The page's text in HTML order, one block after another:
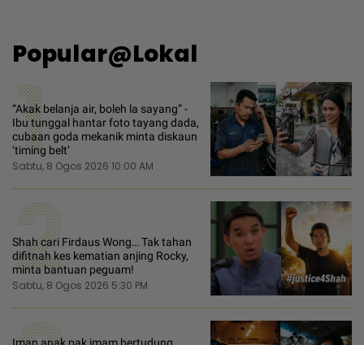
Popular@Lokal
1
“Akak belanja air, boleh la sayang” -
Ibu tunggal hantar foto tayang dada,
cubaan goda mekanik minta diskaun
‘timing belt’
Sabtu, 8 Ogos 2026 10:00 AM
2
Shah cari Firdaus Wong… Tak tahan
difitnah kes kematian anjing Rocky,
minta bantuan peguam!
Sabtu, 8 Ogos 2026 5:30 PM